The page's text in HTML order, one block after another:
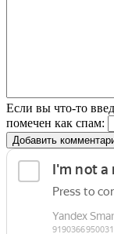
Если вы что-то
помечен как спам:
Добавить